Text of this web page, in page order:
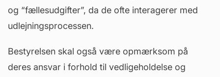
og “fællesudgifter”, da de ofte interagerer med
udlejningsprocessen.
Bestyrelsen skal også være opmærksom på
deres ansvar i forhold til vedligeholdelse og